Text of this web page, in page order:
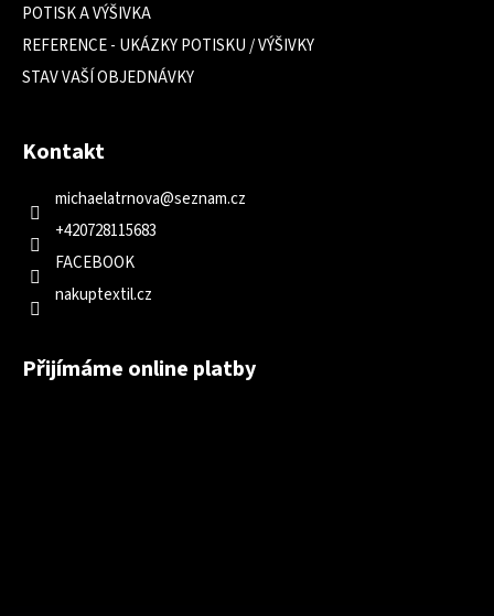
POTISK A VÝŠIVKA
REFERENCE - UKÁZKY POTISKU / VÝŠIVKY
STAV VAŠÍ OBJEDNÁVKY
Kontakt
michaelatrnova@seznam.cz
+420728115683
FACEBOOK
nakuptextil.cz
Přijímáme online platby